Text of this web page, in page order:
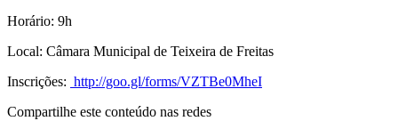
Horário: 9h
Local: Câmara Municipal de Teixeira de Freitas
Inscrições: http://goo.gl/forms/VZTBe0MheI
Compartilhe este conteúdo nas redes